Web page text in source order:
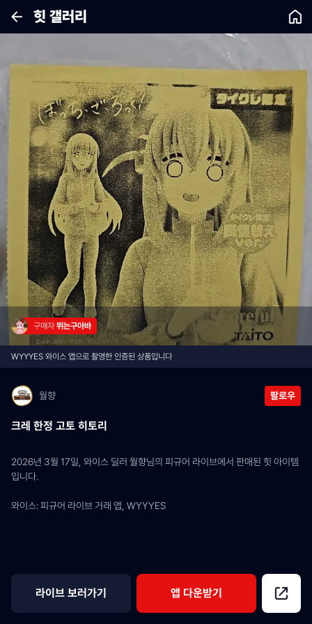
힛 갤러리
구매자 뛰는구아바
WYYYES 와이스 앱으로 촬영한 인증된 상품입니다
월향 팔로우
크레 한정 고토 히토리
2026년 3월 17일, 와이스 딜러 월향님의 피규어 라이브에서 판매된 힛 아이템
입니다.
와이스: 피규어 라이브 거래 앱, WYYYES
라이브 보러가기 앱 다운받기